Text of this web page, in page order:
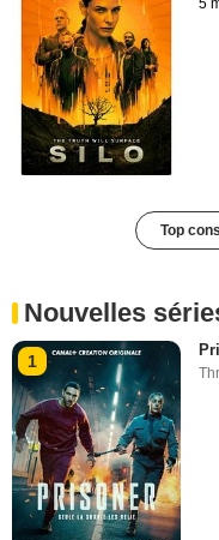
5
Top
Nouvelles
1